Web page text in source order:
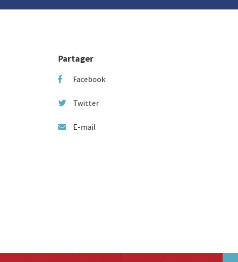
Partager
Facebook
Twitter
E-mail